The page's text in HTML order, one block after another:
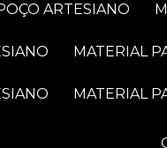
ARTESIANO
MATERIAL
MATERIAL